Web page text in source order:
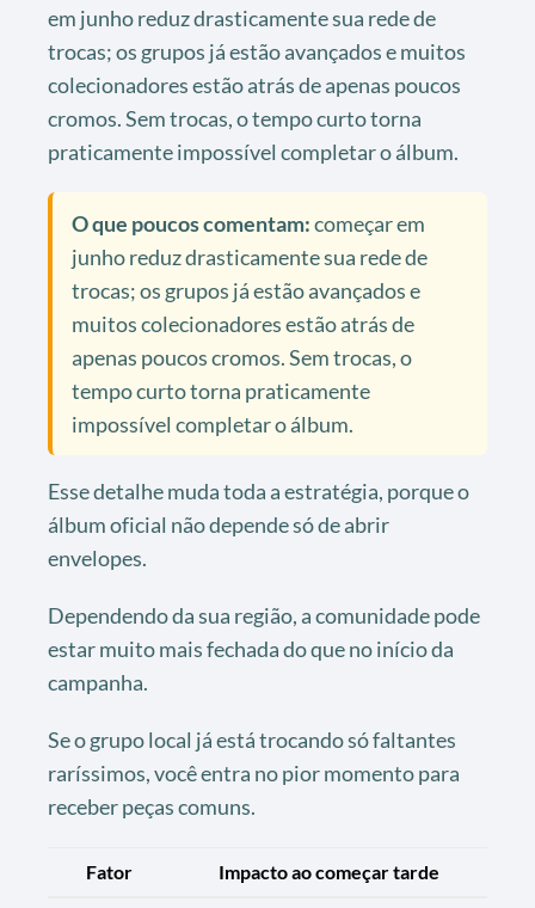
em junho reduz drasticamente sua rede de
trocas; os grupos já estão avançados e muitos
colecionadores estão atrás de apenas poucos
cromos. Sem trocas, o tempo curto torna
praticamente impossível completar o álbum.
O que poucos comentam:começar em
junho reduz drasticamente sua rede de
trocas; os grupos já estão avançados e
muitos colecionadores estão atrás de
apenas poucos cromos. Sem trocas, o
tempo curto torna praticamente
impossível completar o álbum.
Esse detalhe muda toda a estratégia, porque o
álbum oficial não depende só de abrir
envelopes.
Dependendo da sua região, a comunidade pode
estar muito mais fechada do que no início da
campanha.
Se o grupo local já está trocando só faltantes
raríssimos, você entra no pior momento para
receber peças comuns.
Fator Impacto ao começar tarde